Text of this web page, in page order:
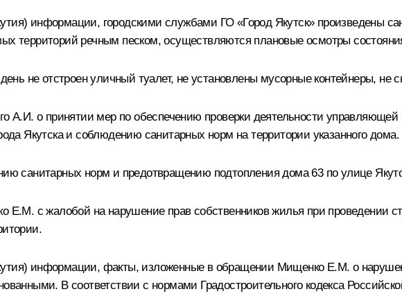
информации, городскими службами ГО «Город Якутск» произведены
территорий речным песком, осуществляются плановые осмотры
не отстроен уличный туалет, не установлены мусорные контейнеры,
А.И. о принятии мер по обеспечению проверки деятельности
Якутска и соблюдению санитарных норм на территории указанного дома.
санитарных норм и предотвращению подтопления дома 63 по улице
Е.М. с жалобой на нарушение прав собственников жилья при проведении
информации, факты, изложенные в обращении Мищенко Е.М. о
В соответствии с нормами Градостроительного кодекса